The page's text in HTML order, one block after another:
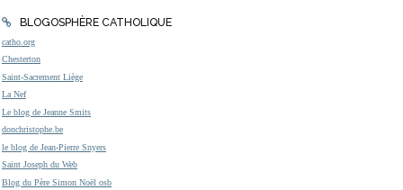
BLOGOSPHÈRE CATHOLIQUE
catho.org
Chesterton
Saint-Sacrement Liège
La Nef
Le blog de Jeanne Smits
donchristophe.be
le blog de Jean-Pierre Snyers
Saint Joseph du Web
Blog du Père Simon Noël osb